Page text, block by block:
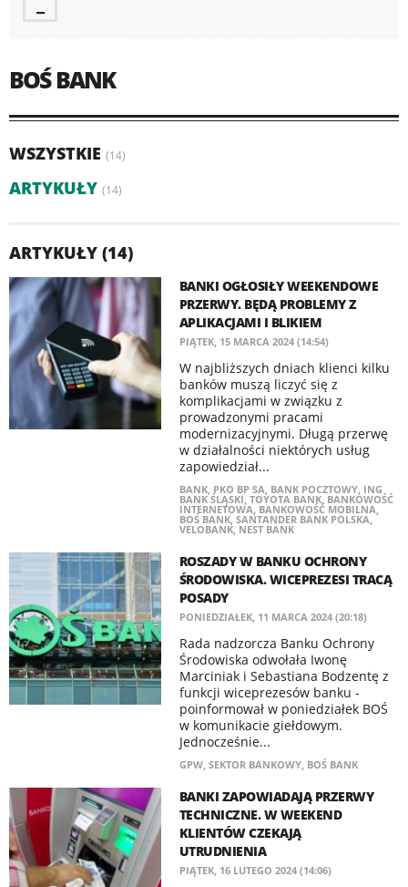
BOŚ BANK
WSZYSTKIE (14)
ARTYKUŁY (14)
ARTYKUŁY (14)
BANKI OGŁOSIŁY WEEKENDOWE
PRZERWY. BĘDĄ PROBLEMY Z
APLIKACJAMI I BLIKIEM
PIĄTEK, 15 MARCA 2024 (14:54)
W najbliższych dniach klienci kilku
banków muszą liczyć się z
komplikacjami w związku z
prowadzonymi pracami
modernizacyjnymi. Długą przerwę
w działalności niektórych usług
zapowiedział...
BANK, PKO BP SA, BANK POCZTOWY, ING
BANK ŚLĄSKI, TOYOTA BANK, BANKOWOŚĆ
INTERNETOWA, BANKOWOŚĆ MOBILNA,
BOŚ BANK, SANTANDER BANK POLSKA,
VELOBANK, NEST BANK
ROSZADY W BANKU OCHRONY
ŚRODOWISKA. WICEPREZESI TRACĄ
POSADY
PONIEDZIAŁEK, 11 MARCA 2024 (20:18)
Rada nadzorcza Banku Ochrony
Środowiska odwołała Iwonę
Marciniak i Sebastiana Bodzentę z
funkcji wiceprezesów banku -
poinformował w poniedziałek BOŚ
w komunikacie giełdowym.
Jednocześnie...
GPW, SEKTOR BANKOWY, BOŚ BANK
BANKI ZAPOWIADAJĄ PRZERWY
TECHNICZNE. W WEEKEND
KLIENTÓW CZEKAJĄ
UTRUDNIENIA
PIĄTEK, 16 LUTEGO 2024 (14:06)